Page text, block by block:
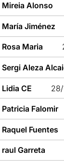
Mireia Alonso
María Jiménez
Rosa Maria
Sergi Aleza
Lidia CE
Patricia Falomir
Raquel Fuentes
raul Garreta